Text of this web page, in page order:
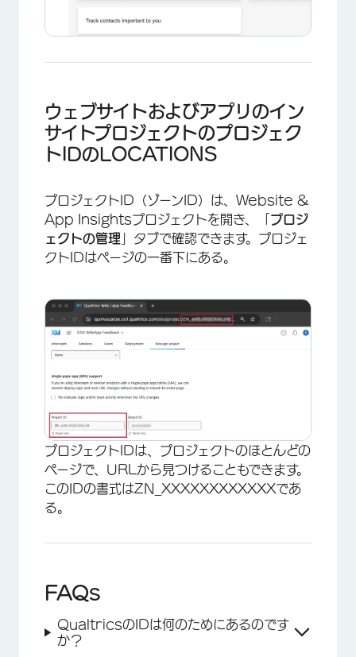
×
×
ウェブサイトおよびアプリのイン
サイトプロジェクトのプロジェク
トIDのLOCATIONS
プロジェクトID（ゾーンID）は、Website &
App Insightsプロジェクトを開き、「 プロジ
ェクトの管理 」タブで確認できます。プロジェ
クトIDはページの一番下にある。
プロジェクトIDは、プロジェクトのほとんどの
ページで、URLから見つけることもできます。
このIDの書式はZN_XXXXXXXXXXXXであ
る。
FAQs
QualtricsのIDは何のためにあるのです
か？